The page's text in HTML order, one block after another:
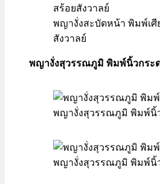
พญางั่งสะบัดหน้า พิมพ์เศี
สังวาลย์
พญางั่งสุวรรณภูมิ พิมพ์นิ้วกระ
พญางั่งสุวรรณภูมิ พิมพ์นิ้
พญางั่งสุวรรณภูมิ พิมพ์นิ้